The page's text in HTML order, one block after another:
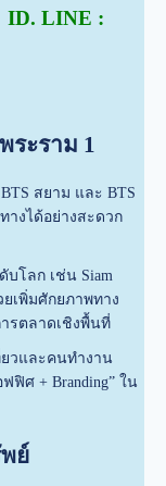
ID. LINE :
ระราม 1
สยาม และ BTS
างได้อย่างสะดวก
บโลก เช่น Siam
เพิ่มศักยภาพทาง
รตลาดเชิงพื้นที่
วและคนทำงาน
ฟิศ + Branding” ใน
ย์